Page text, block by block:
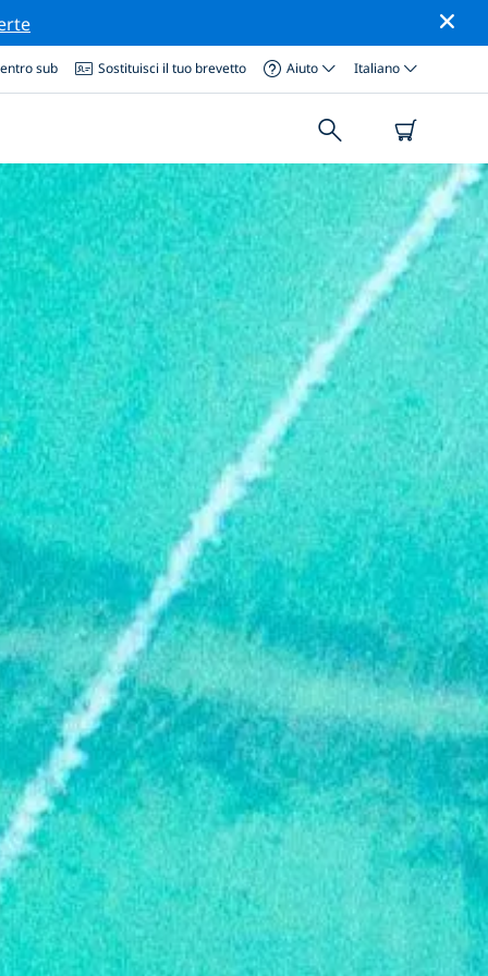
sub Sostituisci il tuo brevetto Aiuto Italiano